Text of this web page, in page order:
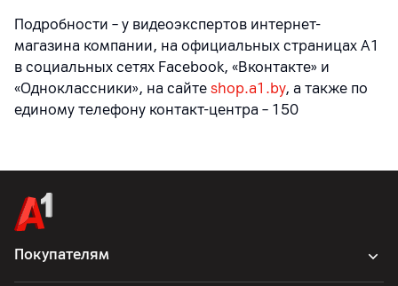
Подробности – у видеоэкспертов интернет-
магазина компании, на официальных страницах A1
в социальных сетях Facebook, «Вконтакте» и
«Одноклассники», на сайте shop.a1.by, а также по
единому телефону контакт-центра – 150
Покупателям